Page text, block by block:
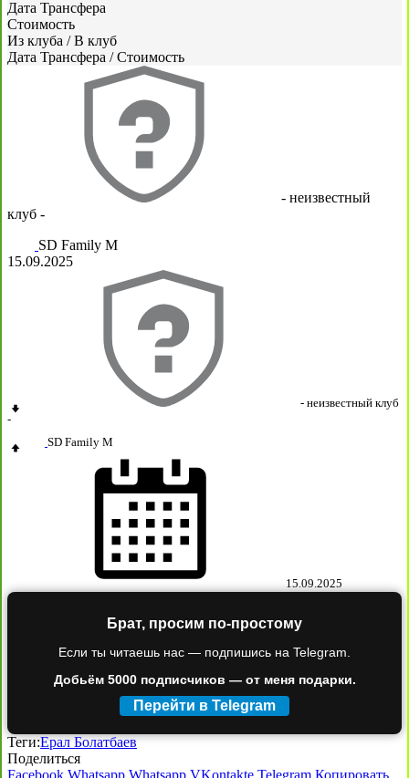
Дата Трансфера
Стоимость
Из клуба / В клуб
Дата Трансфера / Стоимость
- неизвестный
клуб -
SD Family М
15.09.2025
- неизвестный клуб
-
SD Family М
15.09.2025
Брат, просим по-простому
Если ты читаешь нас — подпишись на Telegram.
Добьём 5000 подписчиков — от меня подарки.
Перейти в Telegram
Теги:Ерал Болатбаев
Поделиться